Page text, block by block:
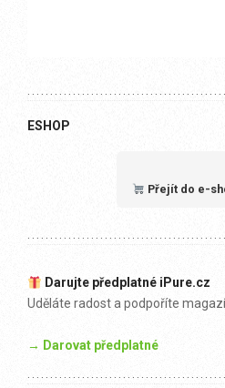
ESHOP
Přejít do e-
Darujte předplatné iPure.cz
Uděláte radost a podpoříte
→ Darovat předplatné